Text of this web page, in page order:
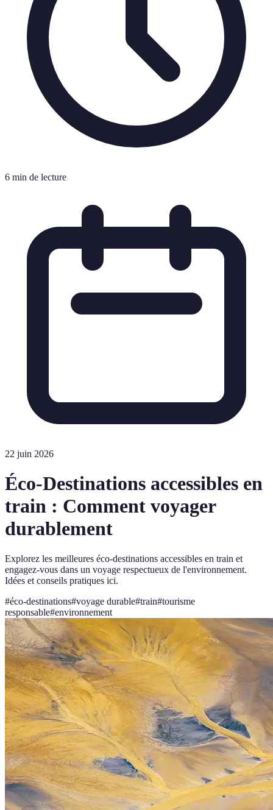
6 min de lecture
22 juin 2026
Éco-Destinations accessibles en
train : Comment voyager
durablement
Explorez les meilleures éco-destinations accessibles en train et
engagez-vous dans un voyage respectueux de l'environnement.
Idées et conseils pratiques ici.
#éco-destinations#voyage durable#train#tourisme
responsable#environnement